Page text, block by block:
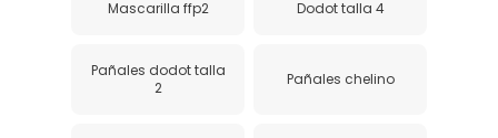
Mascarilla ffp2 Dodot talla 4
Pañales dodot talla
2
Pañales chelino